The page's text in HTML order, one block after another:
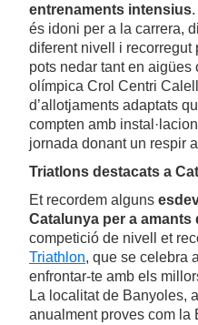
entrenaments intensius
és idoni per a la carrera,
diferent nivell i recorregut
pots nedar tant en
olímpica Crol Centri
d’allotjaments adaptats
compten amb
jornada donant un respir
Triatlons destacats a
Et recordem alguns
Catalunya per a amants
competició de nivell et
Triathlon, que se celebra
enfrontar-te amb els
La localitat de Banyoles,
anualment proves com la